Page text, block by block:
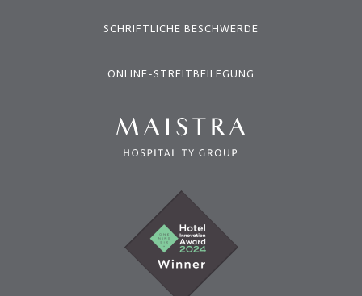
SCHRIFTLICHE BESCHWERDE
ONLINE-STREITBEILEGUNG